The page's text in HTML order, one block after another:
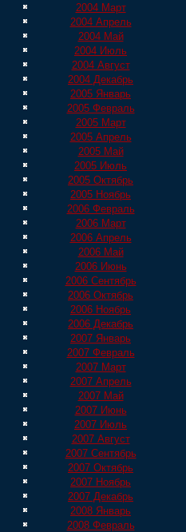
2004 Март
2004 Апрель
2004 Май
2004 Июль
2004 Август
2004 Декабрь
2005 Январь
2005 Февраль
2005 Март
2005 Апрель
2005 Май
2005 Июль
2005 Октябрь
2005 Ноябрь
2006 Февраль
2006 Март
2006 Апрель
2006 Май
2006 Июнь
2006 Сентябрь
2006 Октябрь
2006 Ноябрь
2006 Декабрь
2007 Январь
2007 Февраль
2007 Март
2007 Апрель
2007 Май
2007 Июнь
2007 Июль
2007 Август
2007 Сентябрь
2007 Октябрь
2007 Ноябрь
2007 Декабрь
2008 Январь
2008 Февраль